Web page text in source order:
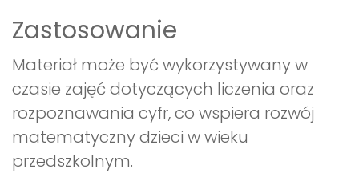
Zastosowanie
Materiał może być wykorzystywany w
czasie zajęć dotyczących liczenia oraz
rozpoznawania cyfr, co wspiera rozwój
matematyczny dzieci w wieku
przedszkolnym.